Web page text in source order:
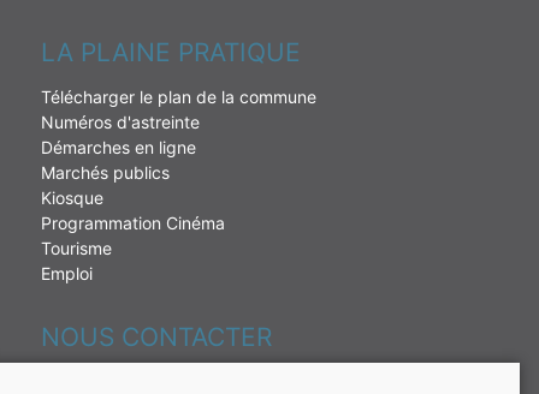
LA PLAINE PRATIQUE
Télécharger le plan de la commune
Numéros d'astreinte
Démarches en ligne
Marchés publics
Kiosque
Programmation Cinéma
Tourisme
Emploi
NOUS CONTACTER